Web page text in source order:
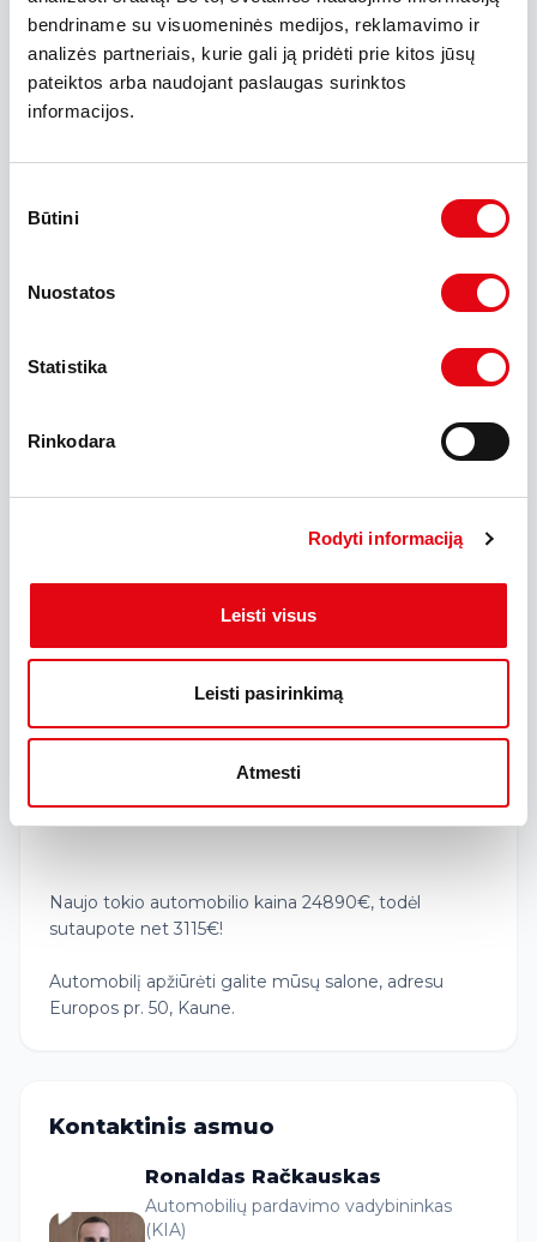
bendriname su visuomeninės medijos, reklamavimo ir
analizės partneriais, kurie gali ją pridėti prie kitos jūsų
pateiktos arba naudojant paslaugas surinktos
informacijos.
pasirinkimas
Būtini
Nuostatos
Statistika
Rinkodara
Rodyti informaciją
Leisti visus
Leisti pasirinkimą
Atmesti
į UAB "Ivuana".
Vidutinės:
Automobilis pravažiavęs tik 6000 km, puikios būklės,
-Navigacija, galinio matymo kamera;
-Avarinio stabdymo sistema kartu su pėsčiųjų
ilgosios šviesos;
-Žiemos paketas -šildomas vairas ir visos keturios
- Eismo juostų asistentas;
-Klimato kontrolė;kritulių daviklis, bei kiti
Naujo tokio automobilio kaina 24890€, todėl
sutaupote net 3115€!
Automobilį apžiūrėti galite mūsų salone, adresu
Europos pr. 50, Kaune.
Kontaktinis asmuo
Ronaldas Račkauskas
Automobilių pardavimo vadybininkas
(KIA)